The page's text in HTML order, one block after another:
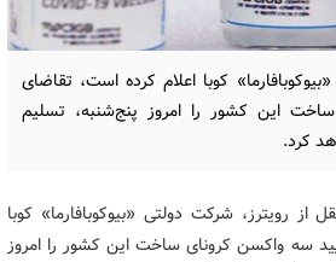
کوبا اعلام کرده است، تقاضای
این کشور را امروز پنج‌شنبه، تسلیم
کرد.
از رویترز، شرکت دولتی «بیوکوبافارما» کوبا
سه واکسن کرونای ساخت این کشور را امروز